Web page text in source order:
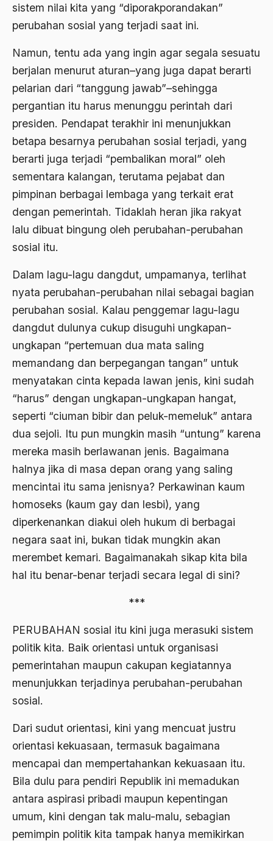
sistem nilai kita yang “diporakporandakan”
perubahan sosial yang terjadi saat ini.
Namun, tentu ada yang ingin agar segala sesuatu
berjalan menurut aturan–yang juga dapat berarti
pelarian dari “tanggung jawab”–sehingga
pergantian itu harus menunggu perintah dari
presiden. Pendapat terakhir ini menunjukkan
betapa besarnya perubahan sosial terjadi, yang
berarti juga terjadi “pembalikan moral” oleh
sementara kalangan, terutama pejabat dan
pimpinan berbagai lembaga yang terkait erat
dengan pemerintah. Tidaklah heran jika rakyat
lalu dibuat bingung oleh perubahan-perubahan
sosial itu.
Dalam lagu-lagu dangdut, umpamanya, terlihat
nyata perubahan-perubahan nilai sebagai bagian
perubahan sosial. Kalau penggemar lagu-lagu
dangdut dulunya cukup disuguhi ungkapan-
ungkapan “pertemuan dua mata saling
memandang dan berpegangan tangan” untuk
menyatakan cinta kepada lawan jenis, kini sudah
“harus” dengan ungkapan-ungkapan hangat,
seperti “ciuman bibir dan peluk-memeluk” antara
dua sejoli. Itu pun mungkin masih “untung” karena
mereka masih berlawanan jenis. Bagaimana
halnya jika di masa depan orang yang saling
mencintai itu sama jenisnya? Perkawinan kaum
homoseks (kaum gay dan lesbi), yang
diperkenankan diakui oleh hukum di berbagai
negara saat ini, bukan tidak mungkin akan
merembet kemari. Bagaimanakah sikap kita bila
hal itu benar-benar terjadi secara legal di sini?
***
PERUBAHAN sosial itu kini juga merasuki sistem
politik kita. Baik orientasi untuk organisasi
pemerintahan maupun cakupan kegiatannya
menunjukkan terjadinya perubahan-perubahan
sosial.
Dari sudut orientasi, kini yang mencuat justru
orientasi kekuasaan, termasuk bagaimana
mencapai dan mempertahankan kekuasaan itu.
Bila dulu para pendiri Republik ini memadukan
antara aspirasi pribadi maupun kepentingan
umum, kini dengan tak malu-malu, sebagian
pemimpin politik kita tampak hanya memikirkan
Agama di Asia
Agama Hukum
Agama Inovasi
Agama Islam
agama populer
Agama Terang
Agenda Nasional
Agraria
agraris
Agum Gumelar
Agus Miftah
Ahimsa
Ahli
ahli fikih
Ahli Ilmu Agama
Ahli waris
ahlul sunnah wal jamaah
Ahlussunnah
Ahlussunnah Wal jamaah
Ahmad Benbella
Ahmad Dhani
Ahmad Hasan Rurbi
Ahmad Syafi’i Ma’arif
Ahmad Tirtisudiro
ahmad wahib
Ahmad Wahid
AIDS
Airport
Airport Changi
Airport Noto Hadi Negoro
Ajaran AGama